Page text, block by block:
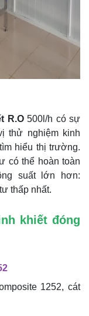
R.O500l/h có sự
thử nghiệm kinh
hiểu thị trường.
có thể hoàn toàn
suất lớn hơn:
thấp nhất.
khiết đóng
1252, cát